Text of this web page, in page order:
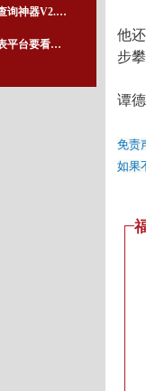
国自然科学基金查询神器V2.0版免费开放，可查询近20万个国家基金项目！
选择医学论文发表平台要看哪些方面
他
步攀
谭
免责
如果